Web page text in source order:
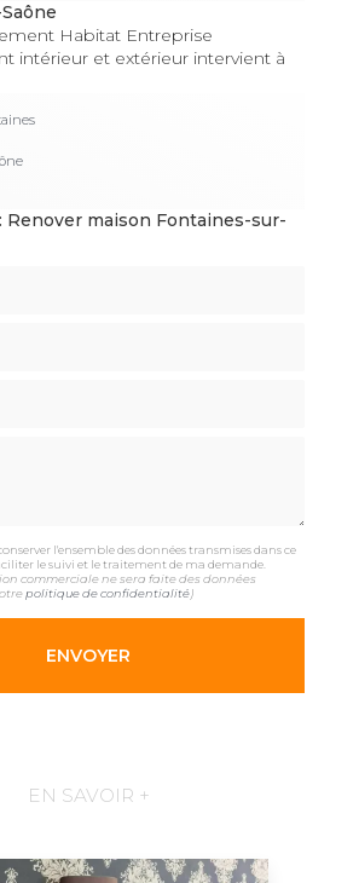
Habitat Entreprise
intérieur et extérieur intervient à
Renover maison Fontaines-sur-
l'ensemble des données transmises dans ce
le suivi et le traitement de ma demande.
commerciale ne sera faite des données
politique de confidentialité)
EN SAVOIR +